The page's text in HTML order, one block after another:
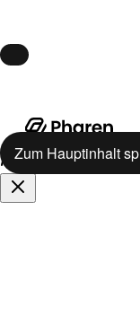
Launch · 10. August
624 auf der
Zum Hauptinhalt